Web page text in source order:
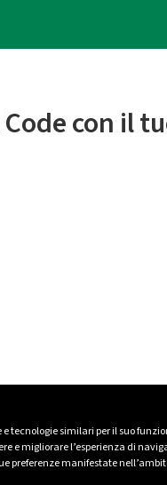
tecnologie similari per il suo
e migliorare l’esperienza di
preferenze manifestate
con il